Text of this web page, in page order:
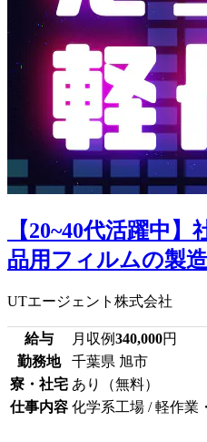
【20~40代活躍中
品用フィルムの製
UTエージェント株式会社
給与 月収例340,000円
勤務地
千葉県 旭市
寮・社宅 あり（無料）
仕事内容 化学系工場 / 軽作業